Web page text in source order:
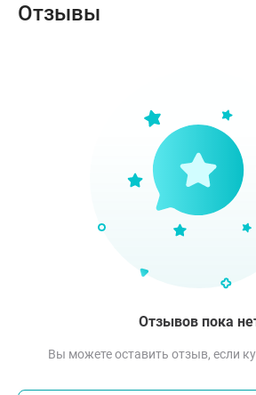
Отзывы
Отзывов пока
Вы можете оставить отзыв, если